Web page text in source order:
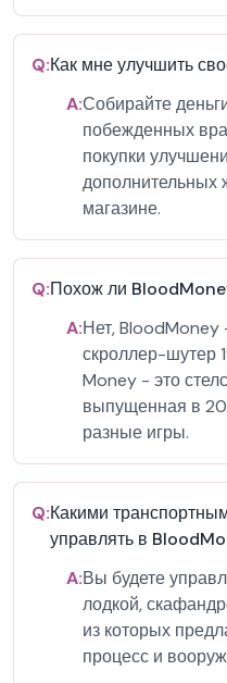
Q:Как мне улучшить
A:Собирайте
побежденных
покупки
дополнительных
магазине.
Q:Похож ли
A:Нет,
скроллер-шутер
Money - это
выпущенная в
разные игры.
Q:Какими
управлять в
A:Вы будете
лодкой,
из которых
процесс и